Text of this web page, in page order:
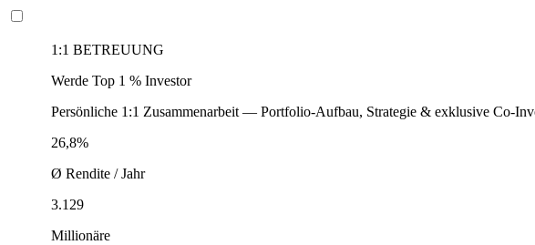
1:1 BETREUUNG
Werde Top 1 % Investor
Persönliche 1:1 Zusammenarbeit — Portfolio-Aufbau, Strategie & exklusive Co-
26,8%
Ø Rendite / Jahr
3.129
Millionäre